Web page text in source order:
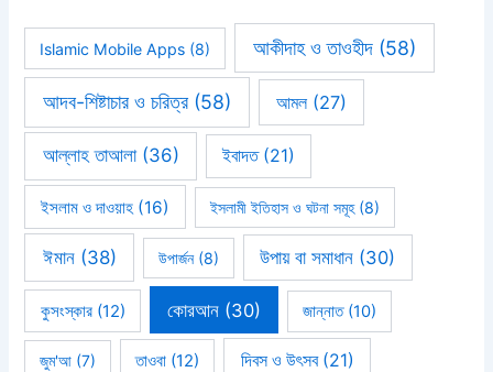
Islamic Mobile Apps (8) আকীদাহ ও তাওহীদ(58)
আদব-শিষ্টাচার ও চরিত্র(58) আমল(27)
আল্লাহ তাআলা(36) ইবাদত(21)
ইসলাম ও দাওয়াহ (16) ইসলামী ইতিহাস ও ঘটনা সমূহ(8)
ঈমান(38) উপার্জন(8) উপায় বা সমাধান (30)
কুসংস্কার(12) কোরআন (30) জান্নাত(10)
জুম'আ (7) তাওবা (12) দিবস ও উৎসব(21)